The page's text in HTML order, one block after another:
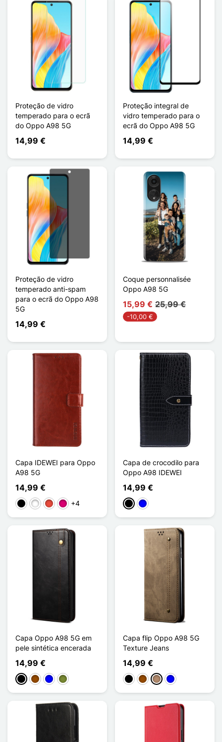
Proteção de vidro
temperado para o ecrã
do Oppo A98 5G
14,99 €
Proteção integral de
vidro temperado para o
ecrã do Oppo A98 5G
14,99 €
Proteção de vidro
temperado anti-spam
para o ecrã do Oppo A98
5G
14,99 €
Coque personnalisée
Oppo A98 5G
15,99 € 25,99 €
-10,00 €
Capa IDEWEI para Oppo
A98 5G
14,99 €
PretoBrancoVermelho
Magenta
+4
Capa de crocodilo para
Oppo A98 IDEWEI
14,99 €
PretoAzul
Capa Oppo A98 5G em
pele sintética encerada
14,99 €
PretoCastanho
AzulKhaki
Capa flip Oppo A98 5G
Texture Jeans
14,99 €
PretoCastanho
TaupeAzul